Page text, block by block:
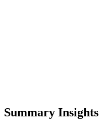
Summary Insights